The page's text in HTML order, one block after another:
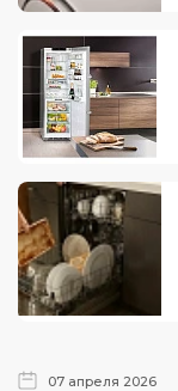
07 апреля 2026